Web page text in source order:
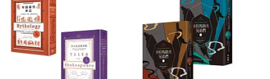
衣俊卿(9)
青木林子、大峰いるか(9)
上海交通大學出版社(34)
五南(34) 大是文化(34)